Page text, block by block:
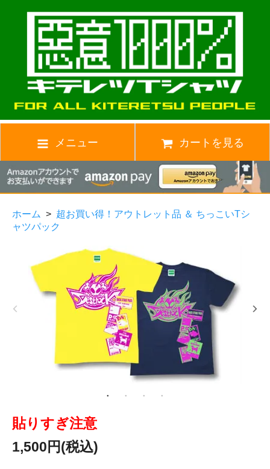
メニュー カートを見る
ホーム > 超お買い得！アウトレット品 ＆ ちっこいTシ
ャツパック
貼りすぎ注意
1,500円(税込)